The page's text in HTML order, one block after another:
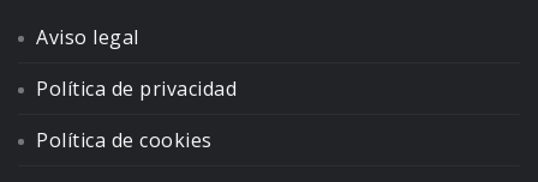
Aviso legal
Política de privacidad
Política de cookies